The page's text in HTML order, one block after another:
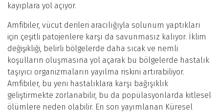
kayıplara yol açıyor.
Amfibiler, vücut derileri aracılığıyla solunum yaptıkları
için çeşitli patojenlere karşı da savunmasız kalıyor. İklim
değişikliği, belirli bölgelerde daha sıcak ve nemli
koşulların oluşmasına yol açarak bu bölgelerde hastalık
taşıyıcı organizmaların yayılma riskini artırabiliyor.
Amfibiler, bu yeni hastalıklara karşı bağışıklık
geliştirmekte zorlanabilir, bu da popülasyonlarda kitlesel
ölümlere neden olabilir. En son yayımlanan Küresel